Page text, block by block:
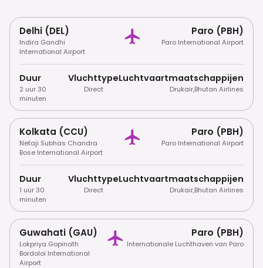
Delhi (DEL)
Indira Gandhi
International Airport
Paro (PBH)
Paro International Airport
Duur
2 uur 30
minuten
Vluchttype
Direct
Luchtvaartmaatschappijen
Drukair,Bhutan Airlines
Kolkata (CCU)
Netaji Subhas Chandra
Bose International Airport
Paro (PBH)
Paro International Airport
Duur
1 uur 30
minuten
Vluchttype
Direct
Luchtvaartmaatschappijen
Drukair,Bhutan Airlines
Guwahati (GAU)
Lokpriya Gopinath
Bordoloi International
Airport
Paro (PBH)
Internationale Luchthaven van Paro